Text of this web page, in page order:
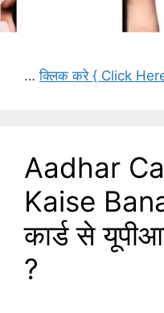
…क्लिक करे { Click
Aadhar
Kaise
कार्ड से
?